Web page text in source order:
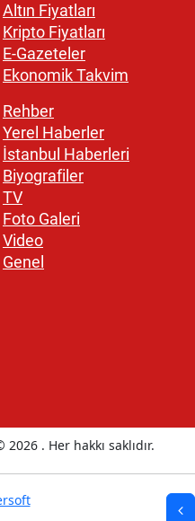
Altın Fiyatları
Kripto Fiyatları
E-Gazeteler
Ekonomik Takvim
Rehber
Yerel Haberler
İstanbul Haberleri
Biyografiler
TV
Foto Galeri
Video
Genel
. Her hakkı saklıdır.